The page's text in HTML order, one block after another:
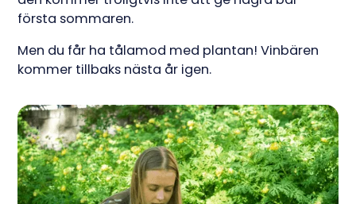
första sommaren.
Men du får ha tålamod med plantan! Vinbären
kommer tillbaks nästa år igen.